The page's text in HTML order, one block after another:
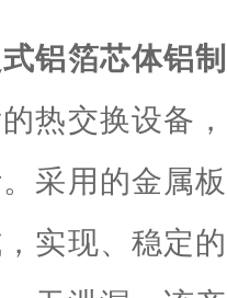
铝箔芯体铝
热交换设备
采用的金属
实现、稳定